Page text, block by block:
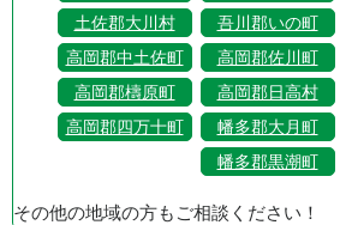
土佐郡大川村
吾川郡いの町
高岡郡中土佐町
高岡郡佐川町
高岡郡檮原町
高岡郡日高村
高岡郡四万十町
幡多郡大月町
幡多郡黒潮町
その他の地域の方もご相談ください！